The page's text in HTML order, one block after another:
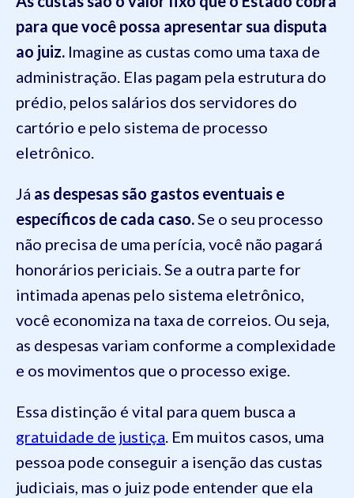
para que você possa apresentar sua disputa
ao juiz. Imagine as custas como uma taxa de
administração. Elas pagam pela estrutura do
prédio, pelos salários dos servidores do
cartório e pelo sistema de processo
eletrônico.
Já as despesas são gastos eventuais e
específicos de cada caso.Se o seu processo
não precisa de uma perícia, você não pagará
honorários periciais. Se a outra parte for
intimada apenas pelo sistema eletrônico,
você economiza na taxa de correios. Ou seja,
as despesas variam conforme a complexidade
e os movimentos que o processo exige.
Essa distinção é vital para quem busca a
gratuidade de justiça. Em muitos casos, uma
pessoa pode conseguir a isenção das custas
judiciais, mas o juiz pode entender que ela